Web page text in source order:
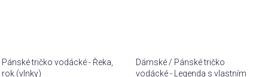
Pánské tričko vodácké - Řeka,
rok (vlnky)
Dámské / Pánské tričko
vodácké - Legenda s vlastním